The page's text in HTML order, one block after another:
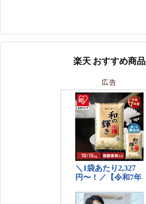
楽天 おすすめ商品
広告